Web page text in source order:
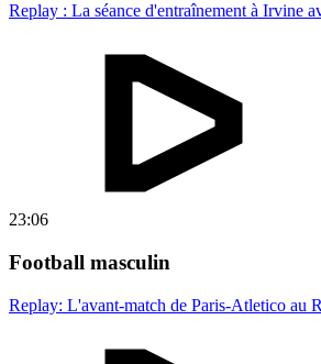
Replay : La séance d'entraînement à Irvine
23:06
Football masculin
Replay: L'avant-match de Paris-Atletico au